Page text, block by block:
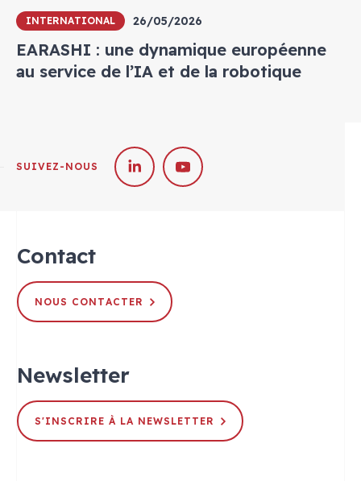
INTERNATIONAL 26/05/2026
EARASHI : une dynamique européenne
au service de l’IA et de la robotique
SUIVEZ-NOUS
Contact
NOUS CONTACTER
Newsletter
S'INSCRIRE À LA NEWSLETTER